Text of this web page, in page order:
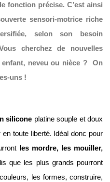
fonction précise. C’est ainsi
sensori-motrice riche
selon son besoin
cherchez de nouvelles
neveu ou nièce ? On
uns !
silicone platine souple et doux
en toute liberté. Idéal donc pour
les mordre, les mouiller,
que les plus grands pourront
les formes, construire,